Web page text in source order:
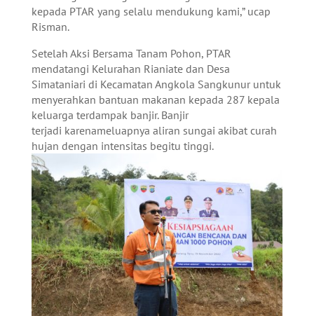
kepada PTAR yang selalu mendukung kami,” ucap
Risman.
Setelah Aksi Bersama Tanam Pohon, PTAR
mendatangi Kelurahan Rianiate dan Desa
Simataniari di Kecamatan Angkola Sangkunur untuk
menyerahkan bantuan makanan kepada 287 kepala
keluarga terdampak banjir. Banjir
terjadi karenameluapnya aliran sungai akibat curah
hujan dengan intensitas begitu tinggi.